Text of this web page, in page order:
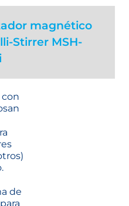
magnético
Stirrer MSH-
de